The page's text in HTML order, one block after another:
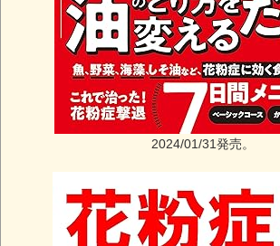
2024/01/31発売。